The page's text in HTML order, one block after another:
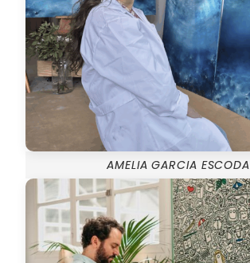
AMELIA GARCIA ESCODA